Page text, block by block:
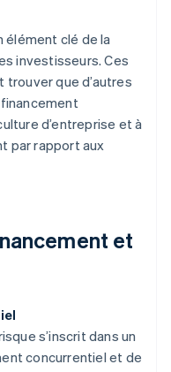
élément clé de la
investisseurs. Ces
que d’autres
d’entreprise et à
par rapport aux
et
s’inscrit dans un
concurrentiel et de